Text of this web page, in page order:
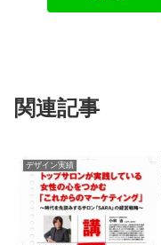
関連記事
デザイン実績